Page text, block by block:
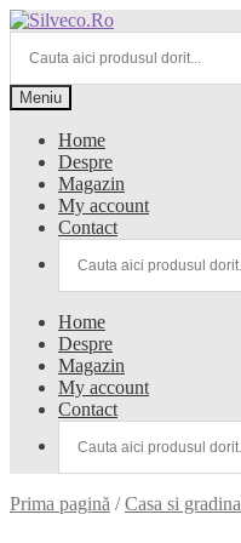
Meniu
Home
Despre
Magazin
My account
Contact
Home
Despre
Magazin
My account
Contact
Prima pagină /Casa si gradina